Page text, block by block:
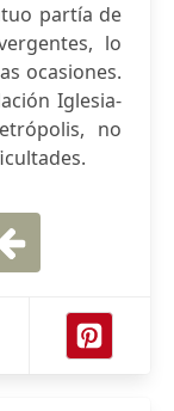
partía de
lo
ocasiones.
Iglesia-
no